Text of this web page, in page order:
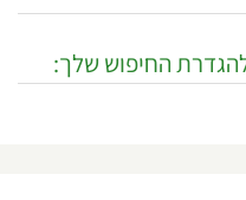
החיפוש שלך: